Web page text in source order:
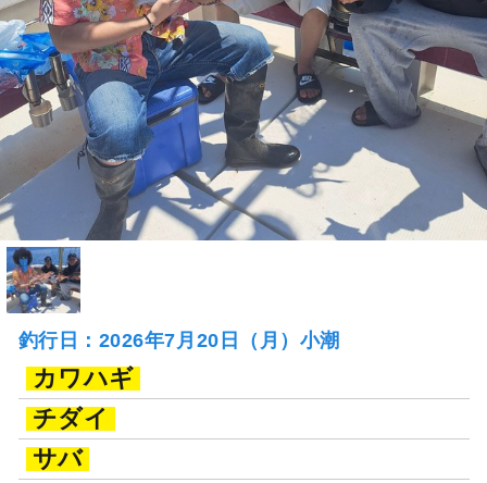
釣行日：2026年7月20日（月）小潮
カワハギ
チダイ
サバ